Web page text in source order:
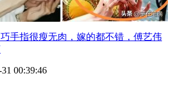
手指很瘦无肉，嫁的都不错，傅艺伟
00:39:46